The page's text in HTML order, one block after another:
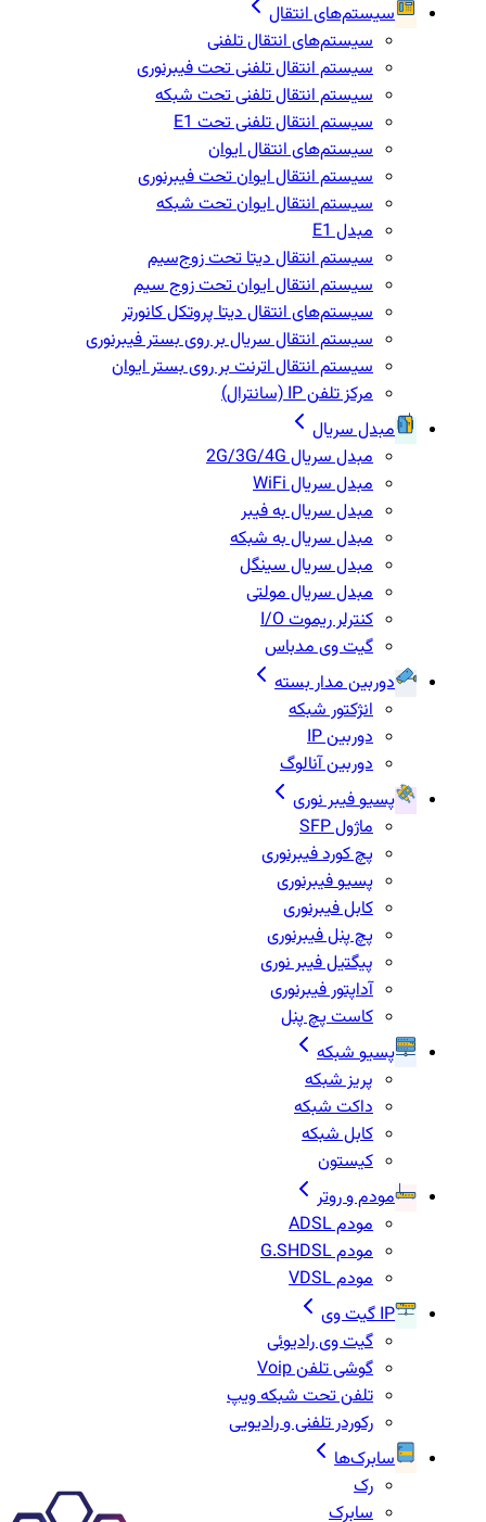
سیستم‌های انتقال
سیستم‌های انتقال تلفنی
سیستم انتقال تلفنی تحت فیبرنوری
سیستم انتقال تلفنی تحت شبکه
سیستم انتقال تلفنی تحت E1
سیستم‌های انتقال ایوان
سیستم انتقال ایوان تحت فیبرنوری
سیستم انتقال ایوان تحت شبکه
مبدل E1
سیستم انتقال دیتا تحت زوج‌سیم
سیستم انتقال ایوان تحت زوج سیم
سیستم‌های انتقال دیتا پروتکل کانورتر
سیستم انتقال سریال بر روی بستر فیبرنوری
سیستم انتقال اترنت بر روی بستر ایوان
مرکز تلفن IP‌ (سانترال)
مبدل سریال
مبدل سریال 2G/3G/4G
مبدل سریال WiFi
مبدل سریال به فیبر
مبدل سریال به شبکه
مبدل سریال سینگل
مبدل سریال مولتی
کنترلر ریموت I/O
گیت وی مدباس
دوربین مدار بسته
انژکتور شبکه
دوربین IP
دوربین آنالوگ
پسیو فیبر نوری
ماژول SFP
پچ کورد فیبرنوری
پسیو فیبرنوری
کابل فیبرنوری
پچ پنل فیبرنوری
پیگتیل فیبر نوری
آداپتور فیبرنوری
کاست پچ پنل
پسیو شبکه
پریز شبکه
داکت شبکه
کابل شبکه
کیستون
مودم و روتر
مودم ADSL
مودم G.SHDSL
مودم VDSL
IP گیت وی
گیت وی رادیوئی
گوشی تلفن Voip
تلفن تحت شبکه ویپ
رکوردر تلفنی و رادیویی
سابرک‌ها
رک
سابرک